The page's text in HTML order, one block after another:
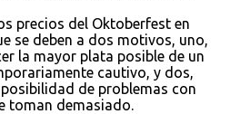
precios del Oktoberfest en
se deben a dos motivos, uno,
la mayor plata posible de un
cautivo, y dos,
de problemas con
toman demasiado.